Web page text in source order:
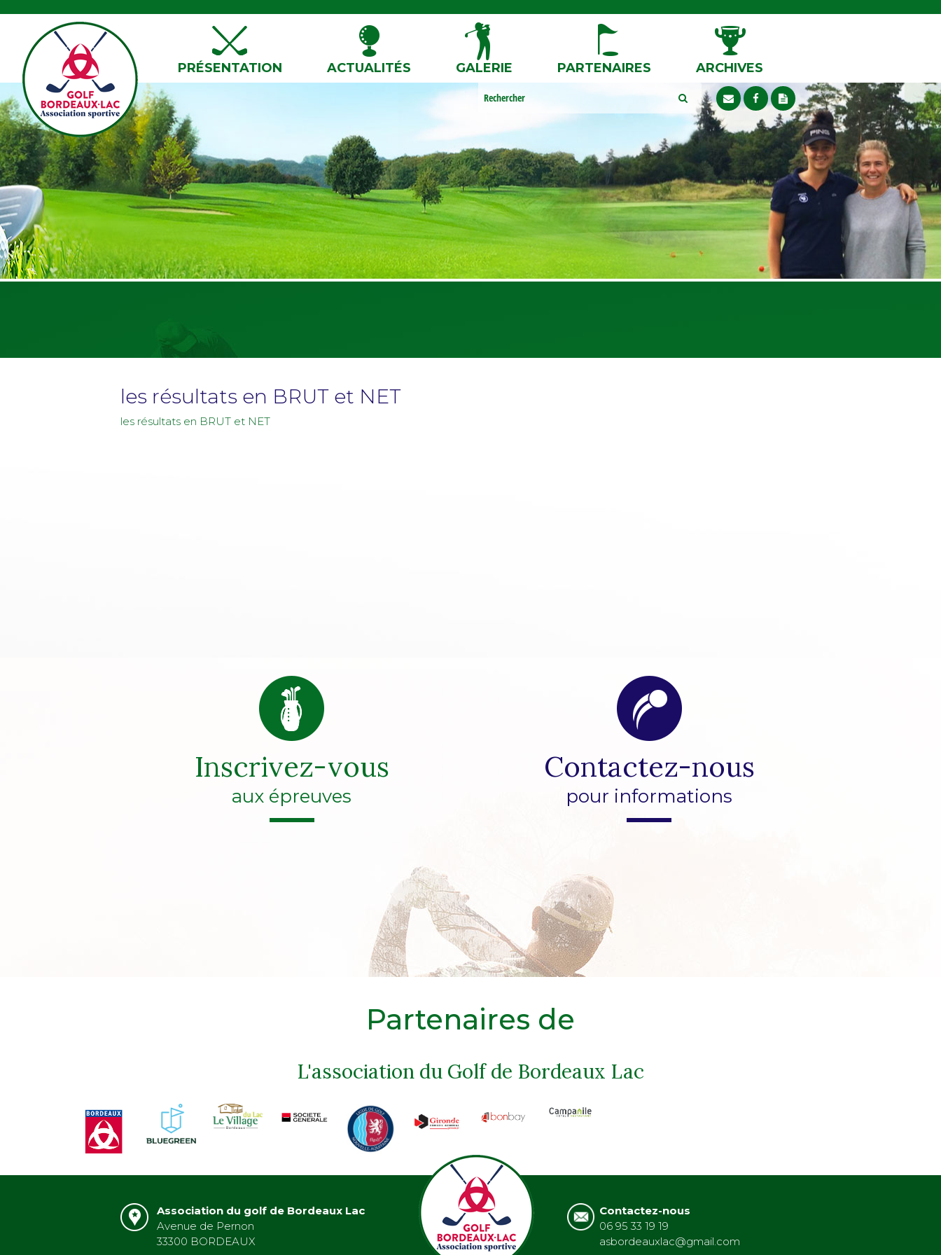
PRÉSENTATION ACTUALITÉS GALERIE PARTENAIRES ARCHIVES
les résultats en BRUT et NET
les résultats en BRUT et NET
Inscrivez-vous
aux épreuves
Contactez-nous
pour informations
Partenaires de
L'association du Golf de Bordeaux Lac
Association du golf de Bordeaux Lac
Avenue de Pernon
33300 BORDEAUX
Contactez-nous
06 95 33 19 19
asbordeauxlac@gmail.com